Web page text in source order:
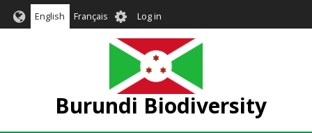
English Français User
account
menu
Log in
Burundi Biodiversity